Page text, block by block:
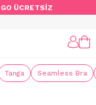
ÜCRETSİZ
Tanga Seamless Bra